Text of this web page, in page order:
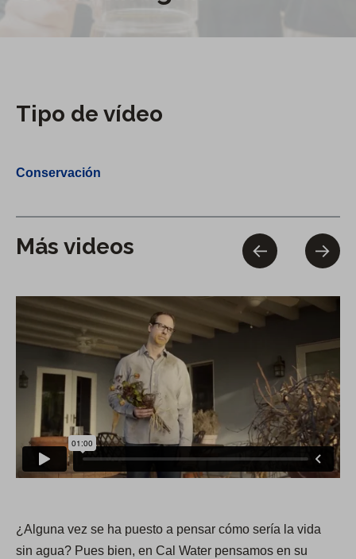
Tipo de vídeo
Conservación
Más videos
¿Alguna vez se ha puesto a pensar cómo sería la vida
sin agua? Pues bien, en Cal Water pensamos en su